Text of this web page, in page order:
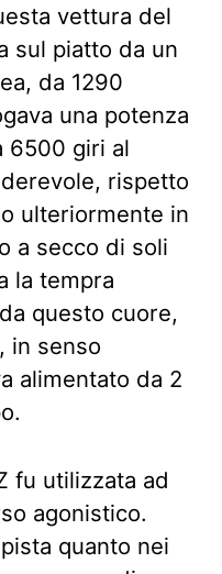
vettura del
sul piatto da un
da 1290
una potenza
6500 giri al
rispetto
ulteriormente in
a secco di soli
la tempra
questo cuore,
in senso
alimentato da 2
fu utilizzata ad
agonistico.
quanto nei